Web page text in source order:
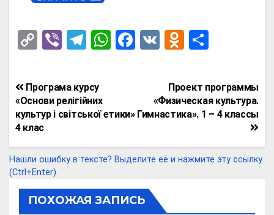
C
py
Li
n
k
Vi
er
T
e
gr
a
W
A
p
F
o
k
V
O
n
o
kl
ss
п
р
а
и
Навигация
по
записям
Проект программы
«Физическая культура.
Гимнастика». 1 – 4 классы
Програма курсу
«Основи релігійних
культур і світської етики»
4 клас
Нашли ошибку в тексте? Выделите её и нажмите эту ссылку
(Ctrl+Enter).
ПОХОЖАЯ ЗАПИСЬ